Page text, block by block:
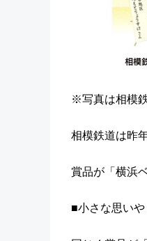
※写真は相模
相模鉄道は昨
賞品が「横浜
■小さな思い